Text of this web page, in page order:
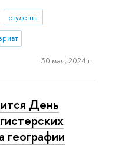
студенты
30 мая, 2024 г.
День
географии